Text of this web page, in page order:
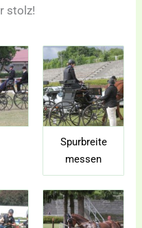
stolz!
Spurbreite
messen